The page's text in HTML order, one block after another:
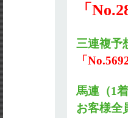
「
三連複予
「
馬連（1
お客様全